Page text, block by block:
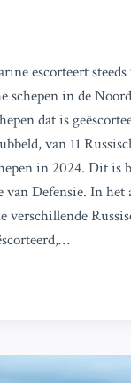
escorteert steeds
schepen in de
dat is
van 11
in 2024. Dit is
Defensie. In het
verschillende